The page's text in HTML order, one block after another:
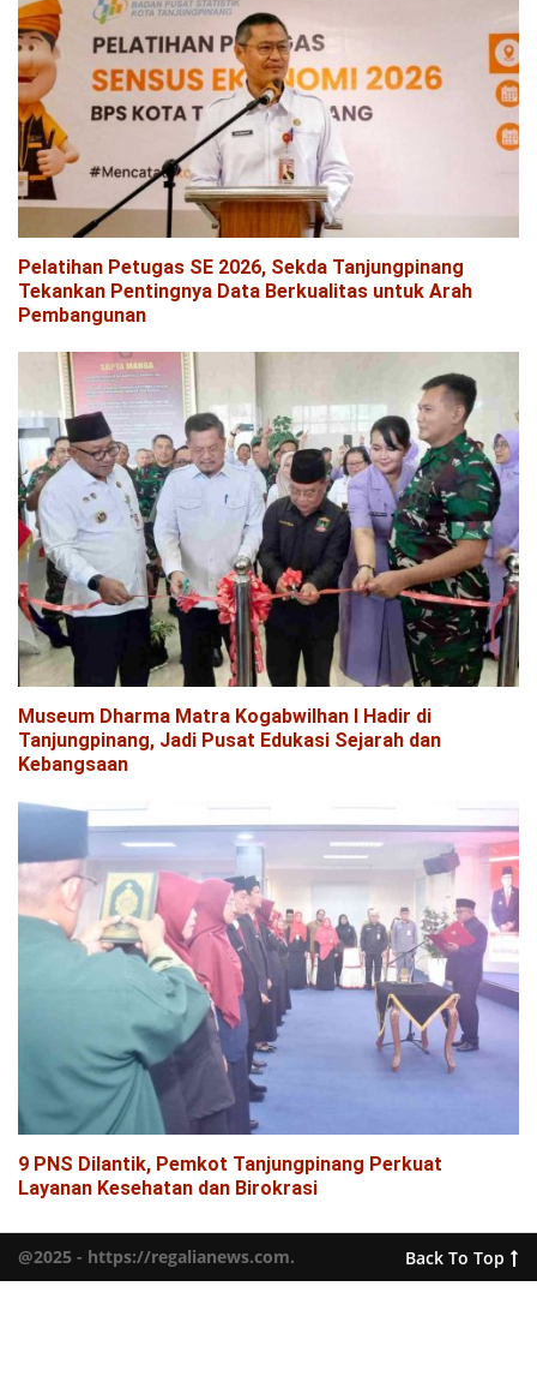
Pelatihan Petugas SE 2026, Sekda Tanjungpinang
Tekankan Pentingnya Data Berkualitas untuk Arah
Pembangunan
Museum Dharma Matra Kogabwilhan I Hadir di
Tanjungpinang, Jadi Pusat Edukasi Sejarah dan
Kebangsaan
9 PNS Dilantik, Pemkot Tanjungpinang Perkuat
Layanan Kesehatan dan Birokrasi
@2025 - https://regalianews.com. Back To Top